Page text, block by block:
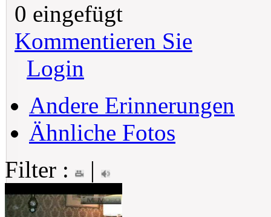
0 eingefügt
Kommentieren Sie
Login
Andere Erinnerungen
Ähnliche Fotos
Filter :
|